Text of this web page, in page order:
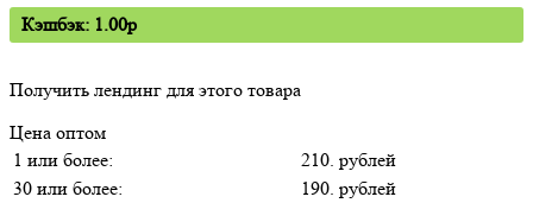
Кэшбэк: 1.00p
Получить лендинг для этого товара
Цена оптом
1 или более:
210. рублей
30 или более:
190. рублей